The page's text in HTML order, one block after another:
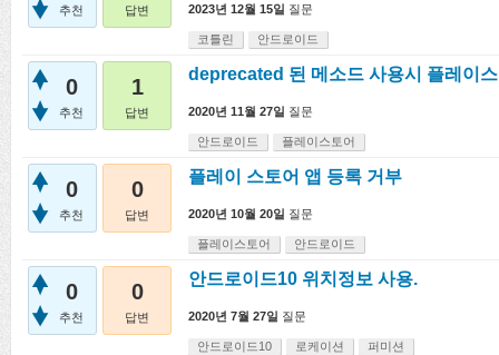
추천 답변 2023년 12월 15일 질문
코틀린 안드로이드
0
추천
1
답변
deprecated 된 메소드 사용시 플레이
2020년 11월 27일 질문
안드로이드 플레이스토어
0
추천
0
답변
플레이 스토어 앱 등록 거부
2020년 10월 20일 질문
플레이스토어 안드로이드
0
추천
0
답변
안드로이드10 위치정보 사용.
2020년 7월 27일 질문
안드로이드10 로케이션 퍼미션